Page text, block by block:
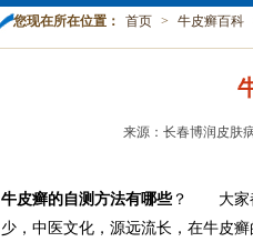
您现在所在位置： 首页 > 牛皮癣百科
来源：长春博润皮肤
牛皮癣的自测方法有哪些？ 大家都
少，中医文化，源远流长，在牛皮